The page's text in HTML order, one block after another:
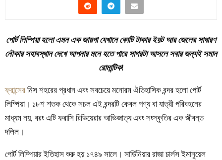
পোর্ট লিম্পিয়া হলো এমন এক জায়গা যেখানে কোটি টাকার ইয়ট আর জেলের সাধারণ
নৌকার সহাবস্থান দেখে আপনার মনে হতে পারে সাগরটা আসলে সবার জন্যই সমান
রোমান্টিক!
ফ্রান্সেরনিস শহরের প্রধান এবং সবচেয়ে মনোরম ঐতিহাসিক বন্দর হলো পোর্ট
লিম্পিয়া। ১৮শ শতক থেকে সচল এই বন্দরটি কেবল পণ্য বা যাত্রী পরিবহনের
মাধ্যম নয়, বরং এটি ফরাসি রিভিয়েরার আভিজাত্য এবং সংস্কৃতির এক জীবন্ত
দলিল।
পোর্ট লিম্পিয়ার ইতিহাস শুরু হয় ১৭৪৯ সালে। সার্ডিনিয়ার রাজা চার্লস ইমানুয়েল